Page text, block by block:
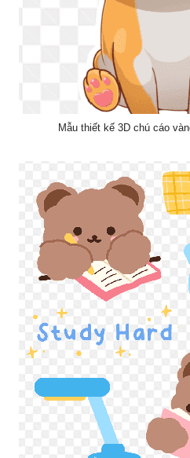
Mẫu thiết kế 3D chú cáo